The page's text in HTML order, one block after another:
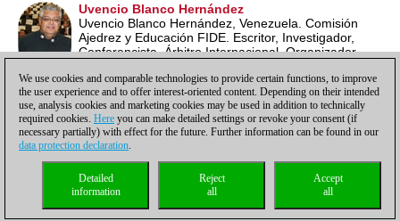
Uvencio Blanco Hernández
Uvencio Blanco Hernández, Venezuela. Comisión
Ajedrez y Educación FIDE. Escritor, Investigador,
Conferencista, Árbitro Internacional, Organizador
Lead School Instructor FIDE.
Política de privacidad |Para contactar Cookies Management
Licencias
Compliance Hotline
coldest news
We use cookies and comparable technologies to provide certain functions, to improve
the user experience and to offer interest-oriented content. Depending on their intended
use, analysis cookies and marketing cookies may be used in addition to technically
required cookies. Here you can make detailed settings or revoke your consent (if
necessary partially) with effect for the future. Further information can be found in our
data protection declaration.
Accept
all
Reject
all
Detailed
information